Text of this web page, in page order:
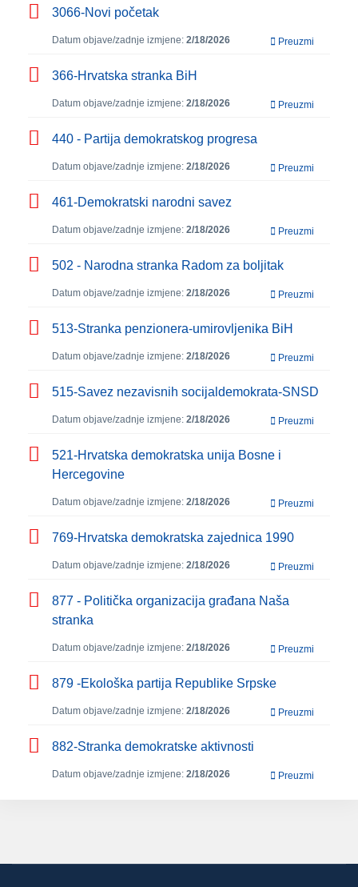
3066-Novi početak
Datum objave/zadnje izmjene: 2/18/2026 Preuzmi
366-Hrvatska stranka BiH
Datum objave/zadnje izmjene: 2/18/2026 Preuzmi
440 - Partija demokratskog progresa
Datum objave/zadnje izmjene: 2/18/2026 Preuzmi
461-Demokratski narodni savez
Datum objave/zadnje izmjene: 2/18/2026 Preuzmi
502 - Narodna stranka Radom za boljitak
Datum objave/zadnje izmjene: 2/18/2026 Preuzmi
513-Stranka penzionera-umirovljenika BiH
Datum objave/zadnje izmjene: 2/18/2026 Preuzmi
515-Savez nezavisnih socijaldemokrata-SNSD
Datum objave/zadnje izmjene: 2/18/2026 Preuzmi
521-Hrvatska demokratska unija Bosne i
Hercegovine
Datum objave/zadnje izmjene: 2/18/2026 Preuzmi
769-Hrvatska demokratska zajednica 1990
Datum objave/zadnje izmjene: 2/18/2026 Preuzmi
877 - Politička organizacija građana Naša
stranka
Datum objave/zadnje izmjene: 2/18/2026 Preuzmi
879 -Ekološka partija Republike Srpske
Datum objave/zadnje izmjene: 2/18/2026 Preuzmi
882-Stranka demokratske aktivnosti
Datum objave/zadnje izmjene: 2/18/2026 Preuzmi